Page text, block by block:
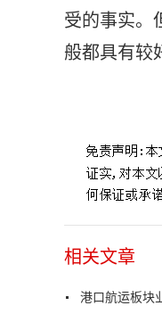
受的事实。
般都具有较
相关文章
港口航运板块